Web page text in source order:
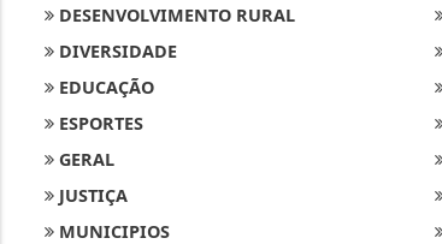
DESENVOLVIMENTO RURAL
DIVERSIDADE
EDUCAÇÃO
ESPORTES
GERAL
JUSTIÇA
MUNICIPIOS